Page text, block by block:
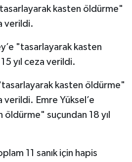
kasten öldürme"
verildi.
"tasarlayarak kasten
yıl ceza verildi.
kasten öldürme"
verildi. Emre Yüksel’e
suçundan 18 yıl
11 sanık için hapis